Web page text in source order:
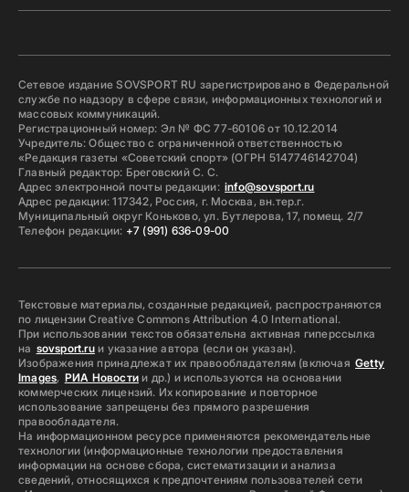
Сетевое издание SOVSPORT RU зарегистрировано в Федеральной
службе по надзору в сфере связи, информационных технологий и
массовых коммуникаций.
Регистрационный номер: Эл № ФС 77-60106 от 10.12.2014
Учредитель: Общество с ограниченной ответственностью
«Редакция газеты «Советский спорт» (ОГРН 5147746142704)
Главный редактор: Бреговский С. С.
Адрес электронной почты редакции: info@sovsport.ru
Адрес редакции: 117342, Россия, г. Москва, вн.тер.г.
Муниципальный округ Коньково, ул. Бутлерова, 17, помещ. 2/7
Телефон редакции: +7 (991) 636-09-00
Текстовые материалы, созданные редакцией, распространяются
по лицензии Creative Commons Attribution 4.0 International.
При использовании текстов обязательна активная гиперссылка
на sovsport.ruи указание автора (если он указан).
Изображения принадлежат их правообладателям (включая Getty
Images, РИА Новостии др.) и используются на основании
коммерческих лицензий. Их копирование и повторное
использование запрещены без прямого разрешения
правообладателя.
На информационном ресурсе применяются рекомендательные
технологии (информационные технологии предоставления
информации на основе сбора, систематизации и анализа
сведений, относящихся к предпочтениям пользователей сети